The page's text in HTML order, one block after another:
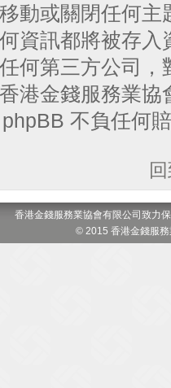
動或關閉任何
資訊都將被存
何第三方公司
港金錢服務業
不負任何
香港金錢服務業協會有限公司致力
© 2015 香港金錢服